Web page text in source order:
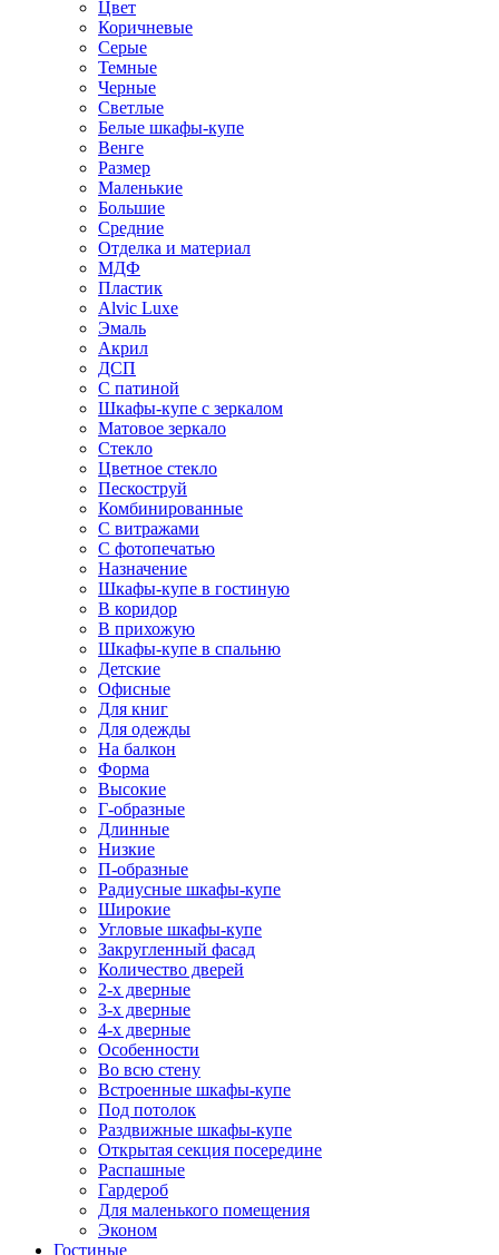
Цвет
Коричневые
Серые
Темные
Черные
Светлые
Белые шкафы-купе
Венге
Размер
Маленькие
Большие
Средние
Отделка и материал
МДФ
Пластик
Alvic Luxe
Эмаль
Акрил
ДСП
С патиной
Шкафы-купе с зеркалом
Матовое зеркало
Стекло
Цветное стекло
Пескоструй
Комбинированные
С витражами
С фотопечатью
Назначение
Шкафы-купе в гостиную
В коридор
В прихожую
Шкафы-купе в спальню
Детские
Офисные
Для книг
Для одежды
На балкон
Форма
Высокие
Г-образные
Длинные
Низкие
П-образные
Радиусные шкафы-купе
Широкие
Угловые шкафы-купе
Закругленный фасад
Количество дверей
2-х дверные
3-х дверные
4-х дверные
Особенности
Во всю стену
Встроенные шкафы-купе
Под потолок
Раздвижные шкафы-купе
Открытая секция посередине
Распашные
Гардероб
Для маленького помещения
Эконом
Гостиные